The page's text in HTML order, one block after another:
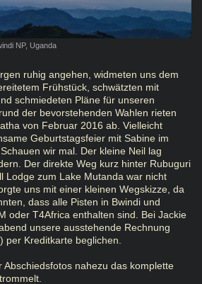
NP, Uganda
ruhig angehen, widmeten uns dem
Frühstück, schwätzten mit
schmiedeten Pläne für unseren
der bevorstehenden Wahlen rieten
von Februar 2016 ab. Vielleicht
Geburtstagsfeier mit Sabine im
wir mal. Der kleine Neil lag
Der direkte Weg kurz hinter Rubuguri
Lodge zum Lake Mutanda war nicht
uns mit einer kleinen Wegskizze, da
dass alle Pisten in Bwindi und
oder T4Africa enthalten sind. Bei Jackie
unsere ausstehende Rechnung
per Kreditkarte beglichen.
nahezu das komplette